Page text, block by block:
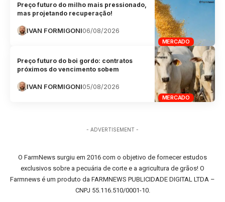
MERCADO
Preço futuro do milho mais pressionado,
mas projetando recuperação!
IVAN FORMIGONI06/08/2026
MERCADO
Preço futuro do boi gordo: contratos
próximos do vencimento sobem
IVAN FORMIGONI05/08/2026
- ADVERTISEMENT -
O FarmNews surgiu em 2016 com o objetivo de fornecer estudos
exclusivos sobre a pecuária de corte e a agricultura de grãos! O
Farmnews é um produto da FARMNEWS PUBLICIDADE DIGITAL LTDA –
CNPJ 55.116.510/0001-10.